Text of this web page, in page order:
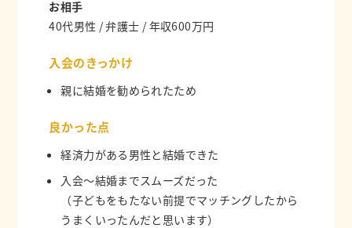
お相手
40代男性 / 弁護士 / 年収600万円
入会のきっかけ
親に結婚を勧められたため
良かった点
経済力がある男性と結婚できた
入会〜結婚までスムーズだった
（子どもをもたない前提でマッチングしたから
うまくいったんだと思います）